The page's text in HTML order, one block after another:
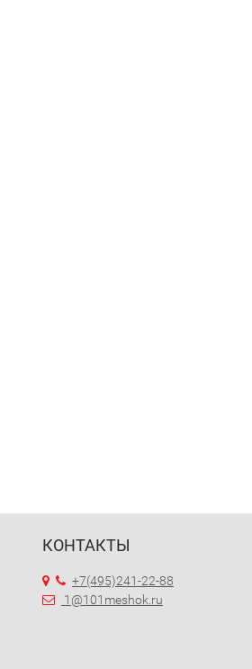
КОНТАКТЫ
+7(495)241-22-88
1@101meshok.ru